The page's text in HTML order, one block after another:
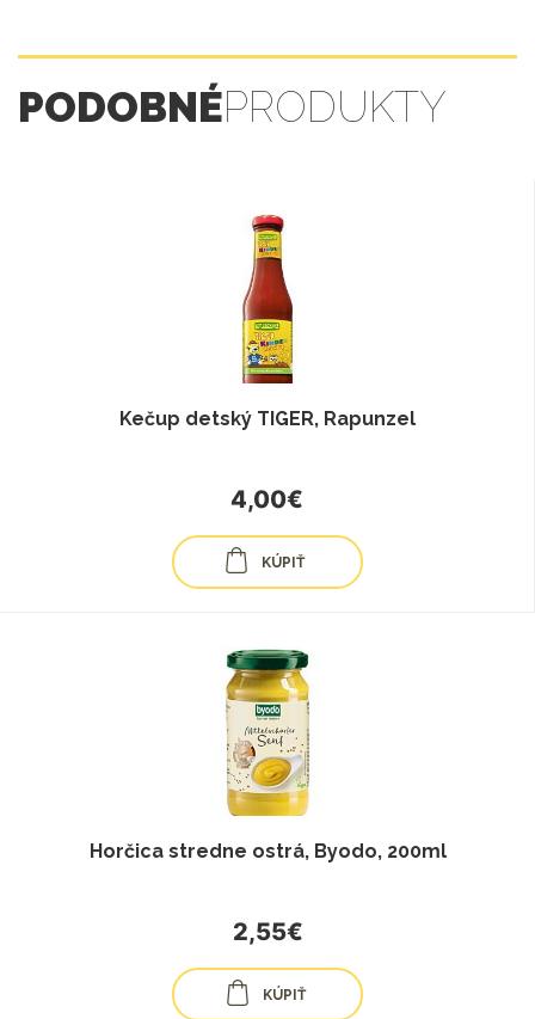
PODOBNÉPRODUKTY
Kečup detský TIGER, Rapunzel
4,00€
KÚPIŤ
Horčica stredne ostrá, Byodo, 200ml
2,55€
KÚPIŤ